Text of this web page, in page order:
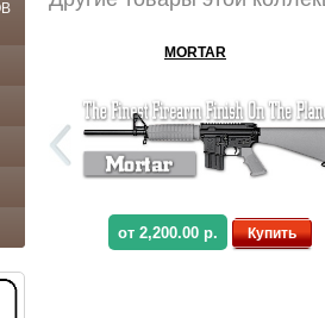
MORTAR
от 2,200.00 р. Купить